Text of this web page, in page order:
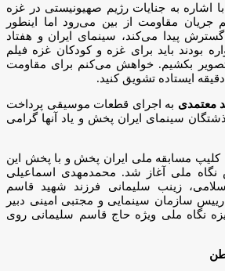
اشاره به جنایات رژیم صهیونیستی در غزه
جریان مقاومت از بین می‌رود اما اینطور
پیدا می‌کند، سینمای ایران و هفتاد
بودند باید برای غزه و کودکان غزه فیلم
تصویر بکشیم.‌ خواهش می‌کنم برای مقاومت
ایستاده تشویق کنید.
معتمدی به اجرای قطعات موسیقی پرداخت
سینمای ایران پخش و یاد آنها گرامی
مسابقه ملی ایران پخش و با پخش این
نگاه ملی آغاز شد. محمدمهدی اسماعیلی
زینب سلیمانی فرزند شهید قاسم
سازمان سینمایی و مجتبی امینی دبیر
نگاه ملی ویژه حاج قاسم سلیمانی روی